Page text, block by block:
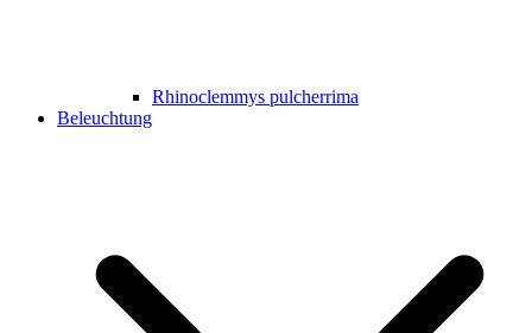
Rhinoclemmys pulcherrima
Beleuchtung